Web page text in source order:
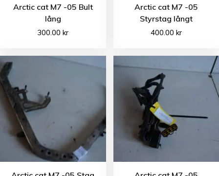
Arctic cat M7 -05 Bult
lång
300.00kr
Arctic cat M7 -05
Styrstag långt
400.00 kr